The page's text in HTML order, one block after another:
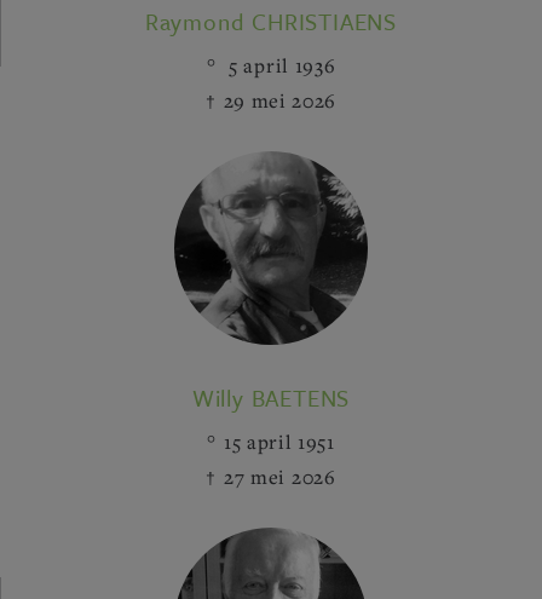
Raymond CHRISTIAENS
5 april 1936
29 mei 2026
Willy BAETENS
15 april 1951
27 mei 2026